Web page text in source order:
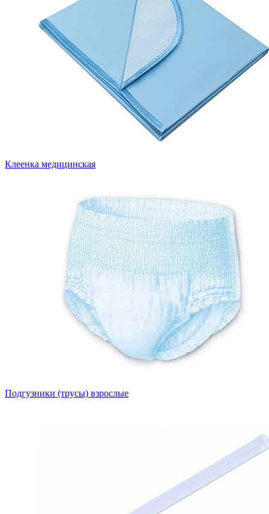
Клеенка медицинская
Подгузники (трусы) взрослые